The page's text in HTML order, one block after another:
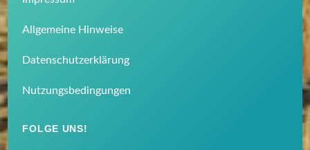
Allgemeine Hinweise
Datenschutzerklärung
Nutzungsbedingungen
FOLGE UNS!